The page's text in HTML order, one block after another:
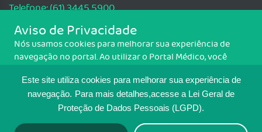
Este site utiliza cookies para melhorar sua experiência de
navegação. Para mais detalhes,acesse a Lei Geral de
Proteção de Dados Pessoais (LGPD).
Telefone: (61) 3445 5900
Email: cfm@portalmedico.org.br
SGAS 616, Conjunto D, Lote 115, L2 Sul, Brasília/DF - CEP: 70200-760 -
CNPJ: 33.583.550/0001-30
MAPA DO SITE
TRANSPARÊNCIA E PRESTAÇÃO DE
Aviso de Privacidade
Nós usamos cookies para melhorar sua experiência de
navegação no portal. Ao utilizar o Portal Médico, você
Para ter mais informações sobre como isso é feito, acesse
Política de cookies. Se você concorda, clique em ACEITO.